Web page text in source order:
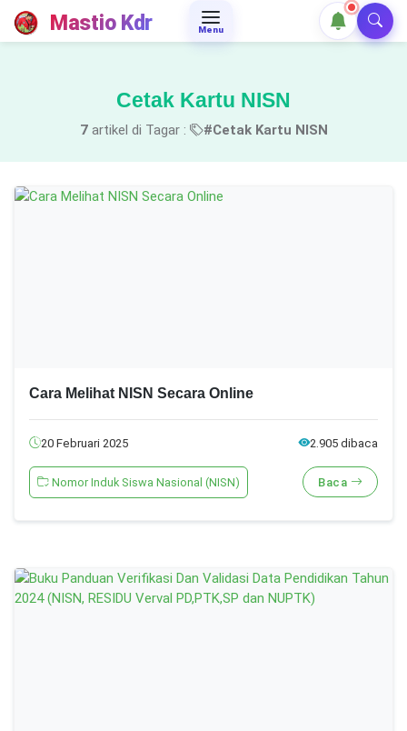
Mastio Kdr Menu
Cetak Kartu NISN
7artikel di Tagar : #Cetak Kartu NISN
Cara Melihat NISN Secara Online
20 Februari 2025 2.905 dibaca
Nomor Induk Siswa Nasional (NISN) Baca